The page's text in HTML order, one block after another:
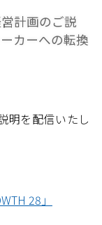
計画のご説
カーへの転換
明を配信いたし
28」